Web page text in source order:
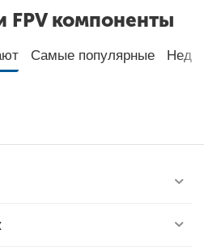
FPV компоненты
Самые популярные